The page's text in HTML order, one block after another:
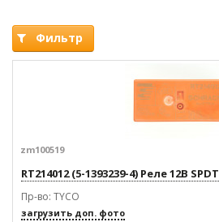
Фильтр
zm100519
RT214012 (5-1393239-4) Реле 12В SPDT
Пр-во: TYCO
загрузить доп. фото